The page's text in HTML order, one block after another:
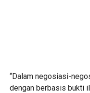
“Dalam negosiasi-
dengan berbasis bukti